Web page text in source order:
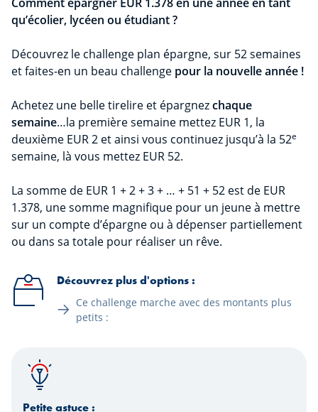
qu’écolier, lycéen ou étudiant ?
Découvrez le challenge plan épargne, sur 52 semaines
et faites-en un beau challenge pour la nouvelle année !
Achetez une belle tirelire et épargnezchaque
semaine…la première semaine mettez EUR 1, la
deuxième EUR 2 et ainsi vous continuez jusqu’à la 52e
semaine, là vous mettez EUR 52.
La somme de EUR 1 + 2 + 3 + … + 51 + 52 est de EUR
1.378, une somme magnifique pour un jeune à mettre
sur un compte d’épargne ou à dépenser partiellement
ou dans sa totale pour réaliser un rêve.
Découvrez plus d'options :
Ce challenge marche avec des montants plus
petits :
Petite astuce :